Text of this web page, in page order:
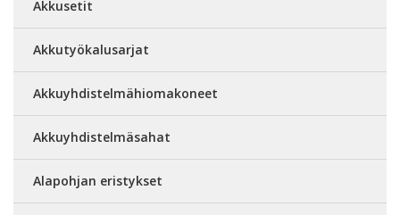
Akkusetit
Akkutyökalusarjat
Akkuyhdistelmähiomakoneet
Akkuyhdistelmäsahat
Alapohjan eristykset